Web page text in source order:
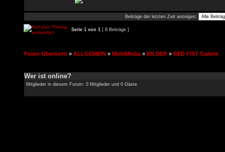
Beiträge der letzten Zeit anzeigen:
Seite 1 von 1 [ 8 Beiträge ]
Foren-Übersicht » ALLGEMEIN » MultiMedia » BILDER » RED FIST Galerie
Wer ist online?
Mitglieder in diesem Forum: 0 Mitglieder und 0 Gäste